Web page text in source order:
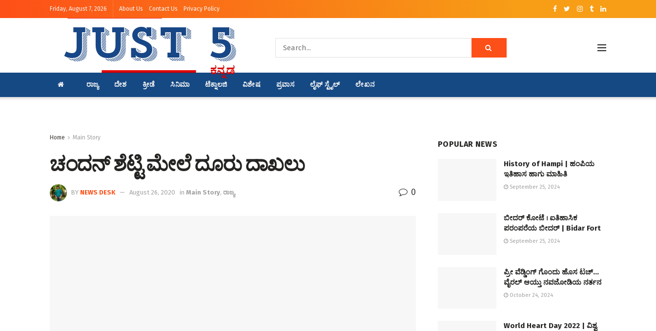
Friday, August 7, 2026 About Us Contact Us Privacy Policy
ರಾಜ್ಯ ದೇಶ ಕ್ರೀಡೆ ಸಿನಿಮಾ ಟೆಕ್ನಾಲಜಿ ವಿಶೇಷ ಪ್ರವಾಸ ಲೈಫ್ ಸ್ಟೈಲ್ ಲೇಖನ
Home Main Story
ಚಂದನ್‌ ಶೆಟ್ಟಿ ಮೇಲೆ ದೂರು ದಾಖಲು
BY NEWS DESK August 26, 2020 in Main Story, ರಾಜ್ಯ 0
POPULAR NEWS
History of Hampi | ಹಂಪಿಯ
ಇತಿಹಾಸ ಹಾಗು ಮಾಹಿತಿ
September 25, 2024
ಬೀದರ್ ಕೋಟೆ । ಐತಿಹಾಸಿಕ
ಪರಂಪರೆಯ ಬೀದರ್ | Bidar Fort
September 25, 2024
ಪ್ರೀ ವೆಡ್ಡಿಂಗ್ ಗೊಂದು ಹೊಸ ಟಚ್…
ವೈರಲ್ ಆಯ್ತು ನವಜೋಡಿಯ ನರ್ತನ
October 24, 2024
World Heart Day 2022 | ವಿಶ್ವ